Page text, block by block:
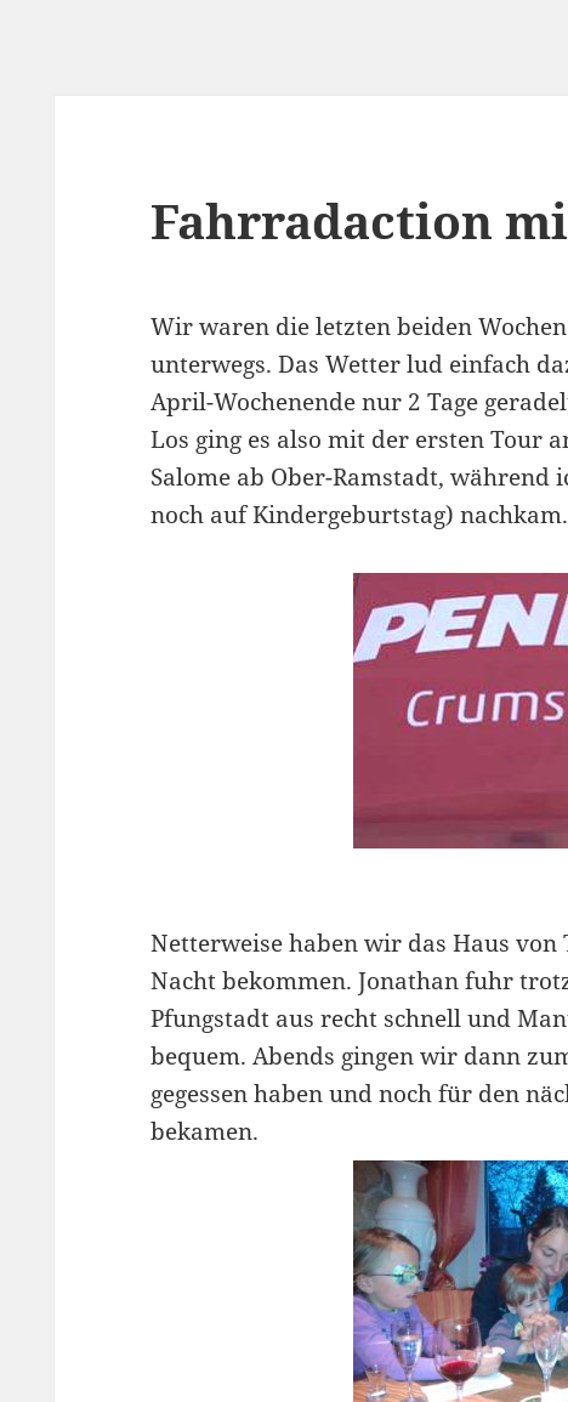
Fahrradaction
Wir waren die letzten beiden
unterwegs. Das Wetter lud einfach
April-Wochenende nur 2 Tage
Los ging es also mit der ersten Tour
Salome ab Ober-Ramstadt, während
noch auf Kindergeburtstag)
Netterweise haben wir das Haus von
Nacht bekommen. Jonathan fuhr
Pfungstadt aus recht schnell und
bequem. Abends gingen wir dann
gegessen haben und noch für den
bekamen.